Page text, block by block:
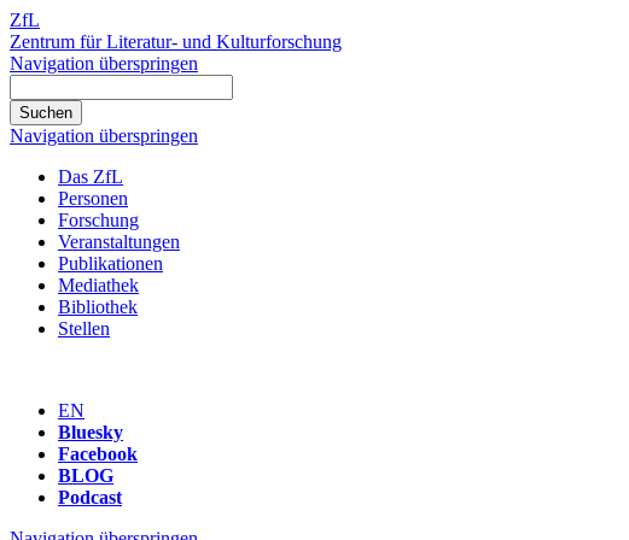
ZfL
Zentrum für Literatur- und Kulturforschung
Navigation überspringen
Navigation überspringen
Das ZfL
Personen
Forschung
Veranstaltungen
Publikationen
Mediathek
Bibliothek
Stellen
EN
Bluesky
Facebook
BLOG
Podcast